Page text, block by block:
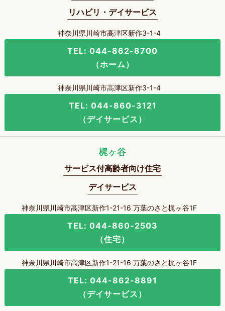
リハビリ・デイサービス
神奈川県川崎市高津区新作3-1-4
TEL: 044-862-8700
（ホーム）
神奈川県川崎市高津区新作3-1-4
TEL: 044-860-3121
（デイサービス）
梶ヶ谷
サービス付高齢者向け住宅
デイサービス
神奈川県川崎市高津区新作1-21-16 万葉のさと梶ヶ谷1F
TEL: 044-860-2503
（住宅）
神奈川県川崎市高津区新作1-21-16 万葉のさと梶ヶ谷1F
TEL: 044-862-8891
（デイサービス）